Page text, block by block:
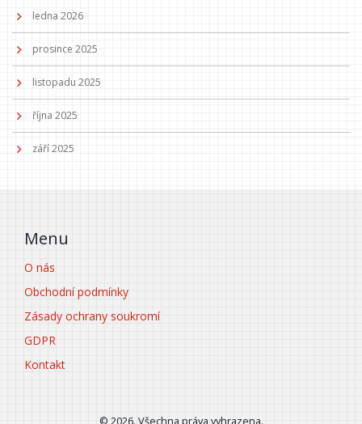
ledna 2026
prosince 2025
listopadu 2025
října 2025
září 2025
Menu
O nás
Obchodní podmínky
Zásady ochrany soukromí
GDPR
Kontakt
© 2026. Všechna práva vyhrazena.